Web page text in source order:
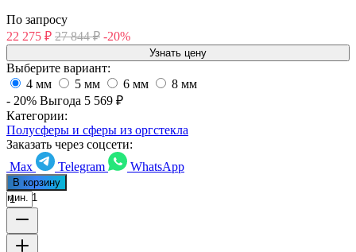
По запросу
22 275 ₽ 27 844 ₽ -20%
Узнать цену
Выберите вариант:
4 мм
5 мм 6 мм
8 мм
- 20% Выгода 5 569 ₽
Категории:
Полусферы и сферы из оргстекла
Заказать через соцсети:
Max
Telegram WhatsApp
В корзину
мин. 1